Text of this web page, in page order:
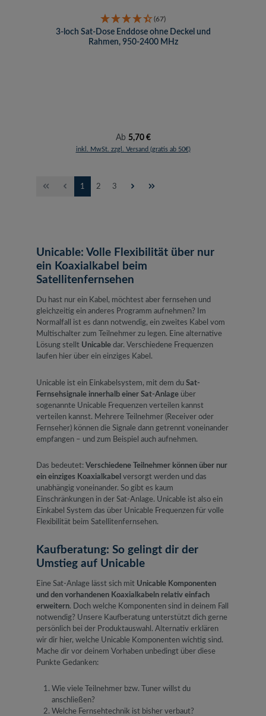
(67)
3-loch Sat-Dose Enddose ohne Deckel und
Rahmen, 950-2400 MHz
Regulärer Preis:
Ab 5,70 €
inkl. MwSt. zzgl. Versand (gratis ab 50€)
Seite
1 Seite
2 Seite
3
Unicable: Volle Flexibilität über nur
ein Koaxialkabel beim
Satellitenfernsehen
Du hast nur ein Kabel, möchtest aber fernsehen und
gleichzeitig ein anderes Programm aufnehmen? Im
Normalfall ist es dann notwendig, ein zweites Kabel vom
Multischalter zum Teilnehmer zu legen. Eine alternative
Lösung stellt Unicable dar. Verschiedene Frequenzen
laufen hier über ein einziges Kabel.
Unicable ist ein Einkabelsystem, mit dem du Sat-
Fernsehsignale innerhalb einer Sat-Anlage über
sogenannte Unicable Frequenzen verteilen kannst
verteilen kannst. Mehrere Teilnehmer (Receiver oder
Fernseher) können die Signale dann getrennt voneinander
empfangen – und zum Beispiel auch aufnehmen.
Das bedeutet: Verschiedene Teilnehmer können über nur
ein einziges Koaxialkabel versorgt werden und das
unabhängig voneinander. So gibt es kaum
Einschränkungen in der Sat-Anlage. Unicable ist also ein
Einkabel System das über Unicable Frequenzen für volle
Flexibilität beim Satellitenfernsehen.
Kaufberatung: So gelingt dir der
Umstieg auf Unicable
Eine Sat-Anlage lässt sich mit Unicable Komponenten
und den vorhandenen Koaxialkabeln relativ einfach
erweitern. Doch welche Komponenten sind in deinem Fall
notwendig? Unsere Kaufberatung unterstützt dich gerne
persönlich bei der Produktauswahl. Alternativ erklären
wir dir hier, welche Unicable Komponenten wichtig sind.
Mache dir vor deinem Vorhaben unbedingt über diese
Punkte Gedanken:
Wie viele Teilnehmer bzw. Tuner willst du
anschließen?
Welche Fernsehtechnik ist bisher verbaut?